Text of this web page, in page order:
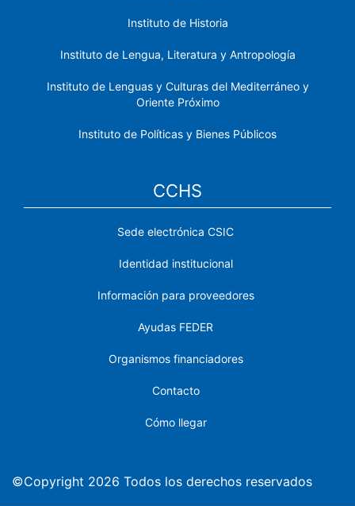
Instituto de Historia
Instituto de Lengua, Literatura y Antropología
Instituto de Lenguas y Culturas del Mediterráneo y
Oriente Próximo
Instituto de Políticas y Bienes Públicos
CCHS
Sede electrónica CSIC
Identidad institucional
Información para proveedores
Ayudas FEDER
Organismos financiadores
Contacto
Cómo llegar
©Copyright 2026 Todos los derechos reservados